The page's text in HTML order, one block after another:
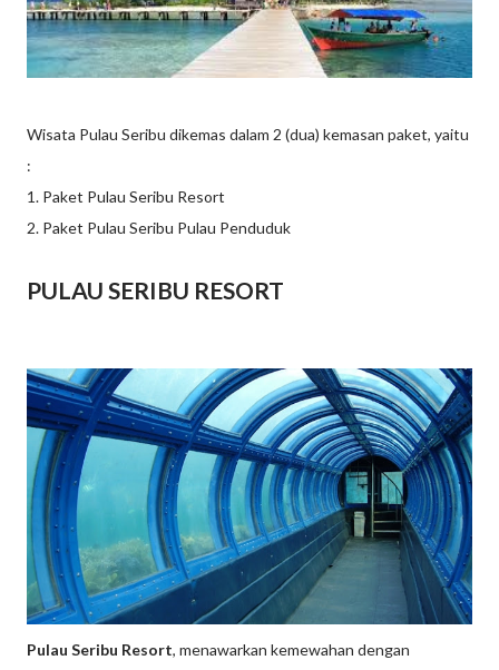
Wisata Pulau Seribu dikemas dalam 2 (dua) kemasan paket, yaitu
:
1. Paket Pulau Seribu Resort
2. Paket Pulau Seribu Pulau Penduduk
PULAU SERIBU RESORT
Pulau Seribu Resort, menawarkan kemewahan dengan